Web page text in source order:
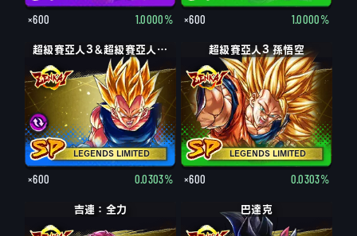
×600 1.0000% ×600 1.0000%
LEGENDS LIMITED
超級賽亞人3＆超級賽亞人2 孫悟空＆貝吉達
×600 0.0303%
LEGENDS LIMITED
超級賽亞人3 孫悟空
×600 0.0303%
吉連：全力 巴達克